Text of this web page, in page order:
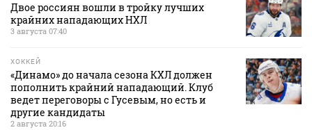
Двое россиян вошли в тройку лучших
крайних нападающих НХЛ
3 августа 07:40
ХОККЕЙ
«Динамо» до начала сезона КХЛ должен
пополнить крайний нападающий. Клуб
ведет переговоры с Гусевым, но есть и
другие кандидаты
2 августа 20:16